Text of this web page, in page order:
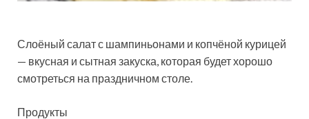
Слоёный салат с шампиньонами и копчёной курицей
— вкусная и сытная закуска, которая будет хорошо
смотреться на праздничном столе.
Продукты